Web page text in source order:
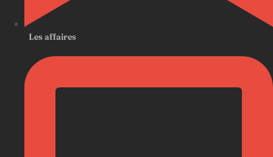
Les affaires